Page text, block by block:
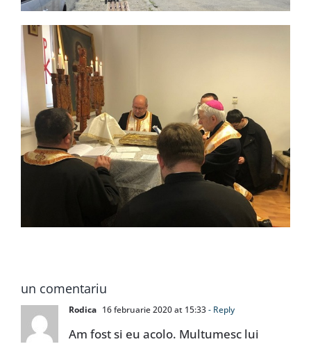
un comentariu
Rodica 16 februarie 2020 at 15:33- Reply
Am fost si eu acolo. Multumesc lui